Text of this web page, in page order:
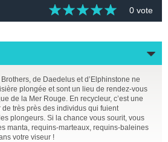
0 vote
de Daedelus et d’Elphinstone ne
plongée et sont un lieu de rendez-vous
de la Mer Rouge. En recycleur, c’est une
très près des individus qui fuient
plongeurs. Si la chance vous sourit, vous
manta, requins-marteaux, requins-baleines
votre viseur !